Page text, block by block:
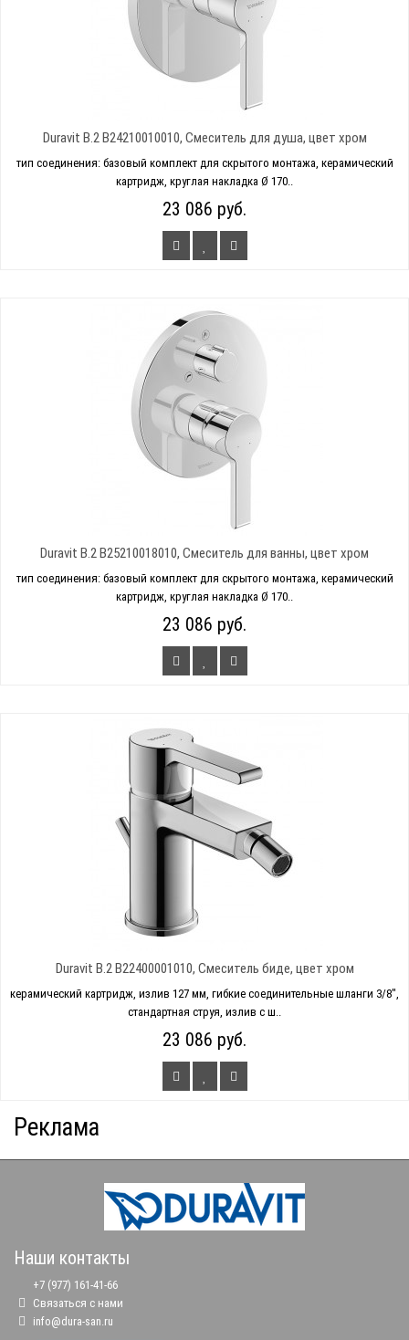
Duravit B.2 B24210010010, Смеситель для душа, цвет хром
тип соединения: базовый комплект для скрытого монтажа, керамический
картридж, круглая накладка Ø 170..
23 086 руб.
Duravit B.2 B25210018010, Смеситель для ванны, цвет хром
тип соединения: базовый комплект для скрытого монтажа, керамический
картридж, круглая накладка Ø 170..
23 086 руб.
Duravit B.2 B22400001010, Смеситель биде, цвет хром
керамический картридж, излив 127 мм, гибкие соединительные шланги 3/8",
стандартная струя, излив с ш..
23 086 руб.
Реклама
Наши контакты
+7 (977) 161-41-66
Связаться с нами
info@dura-san.ru